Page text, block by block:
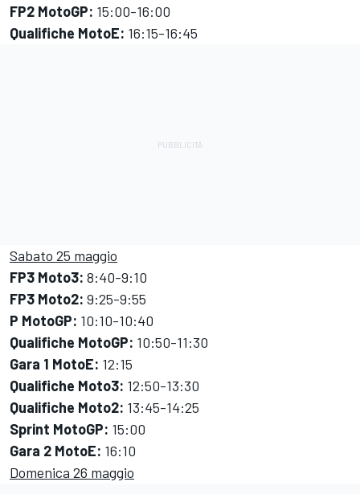
FP2 MotoGP: 15:00-16:00
Qualifiche MotoE: 16:15-16:45
Sabato 25 maggio
FP3 Moto3: 8:40-9:10
FP3 Moto2: 9:25-9:55
P MotoGP: 10:10-10:40
Qualifiche MotoGP: 10:50-11:30
Gara 1 MotoE: 12:15
Qualifiche Moto3: 12:50-13:30
Qualifiche Moto2: 13:45-14:25
Sprint MotoGP: 15:00
Gara 2 MotoE: 16:10
Domenica 26 maggio